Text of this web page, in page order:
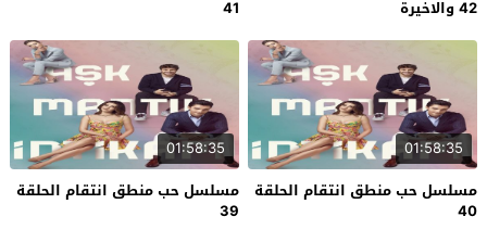
42 والاخيرة 41
01:58:35
مسلسل حب منطق انتقام الحلقة
40
01:58:35
مسلسل حب منطق انتقام الحلقة
39